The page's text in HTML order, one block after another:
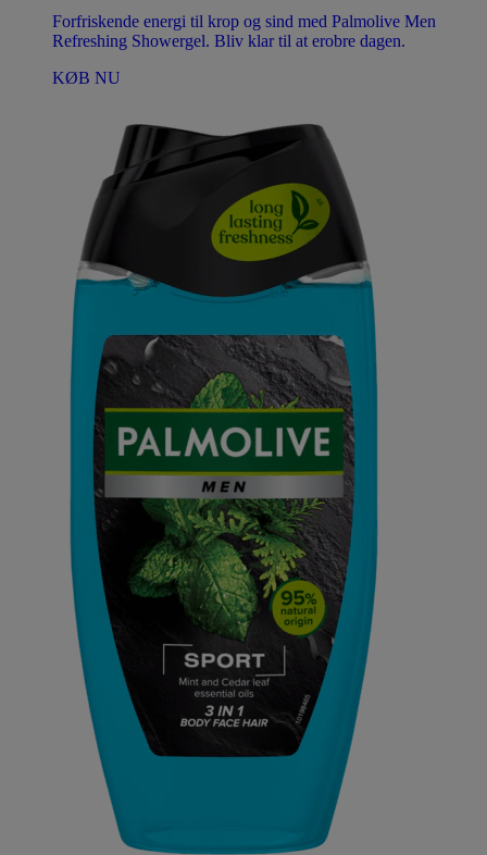
Forfriskende energi til krop og sind med Palmolive Men
Refreshing Showergel. Bliv klar til at erobre dagen.
KØB NU